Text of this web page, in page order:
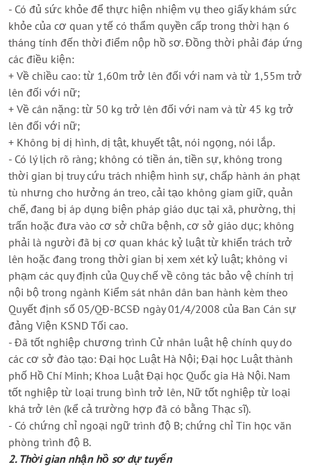
- Có đủ sức khỏe để thực hiện nhiệm vụ theo giấy khám sức
khỏe của cơ quan y tế có thẩm quyền cấp trong thời hạn 6
tháng tính đến thời điểm nộp hồ sơ. Đồng thời phải đáp ứng
các điều kiện:
+ Về chiều cao: từ 1,60m trở lên đối với nam và từ 1,55m trở
lên đối với nữ;
+ Về cân nặng: từ 50 kg trở lên đối với nam và từ 45 kg trở
lên đối với nữ;
+ Không bị dị hình, dị tật, khuyết tật, nói ngọng, nói lắp.
- Có lý lịch rõ ràng; không có tiền án, tiền sự, không trong
thời gian bị truy cứu trách nhiệm hình sự, chấp hành án phạt
tù nhưng cho hưởng án treo, cải tạo không giam giữ, quản
chế, đang bị áp dụng biện pháp giáo dục tại xã, phường, thị
trấn hoặc đưa vào cơ sở chữa bệnh, cơ sở giáo dục; không
phải là người đã bị cơ quan khác kỷ luật từ khiển trách trở
lên hoặc đang trong thời gian bị xem xét kỷ luật; không vi
phạm các quy định của Quy chế về công tác bảo vệ chính trị
nội bộ trong ngành Kiểm sát nhân dân ban hành kèm theo
Quyết định số 05/QĐ-BCSĐ ngày 01/4/2008 của Ban Cán sự
đảng Viện KSND Tối cao.
- Đã tốt nghiệp chương trình Cử nhân luật hệ chính quy do
các cơ sở đào tạo: Đại học Luật Hà Nội; Đại học Luật thành
phố Hồ Chí Minh; Khoa Luật Đại học Quốc gia Hà Nội. Nam
tốt nghiệp từ loại trung bình trở lên, Nữ tốt nghiệp từ loại
khá trở lên (kể cả trường hợp đã có bằng Thạc sĩ).
- Có chứng chỉ ngoại ngữ trình độ B; chứng chỉ Tin học văn
phòng trình độ B.
2. Thời gian nhận hồ sơ dự tuyển